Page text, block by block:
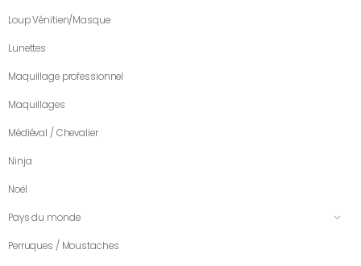
Loup Vénitien/Masque
Lunettes
Maquillage professionnel
Maquillages
Médiéval / Chevalier
Ninja
Noël
Pays du monde
Perruques / Moustaches